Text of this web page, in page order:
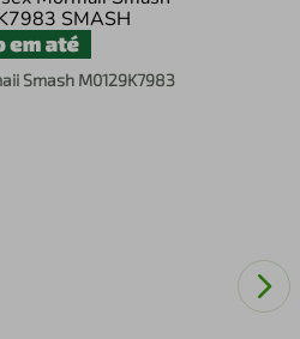
Smash M0129K7983